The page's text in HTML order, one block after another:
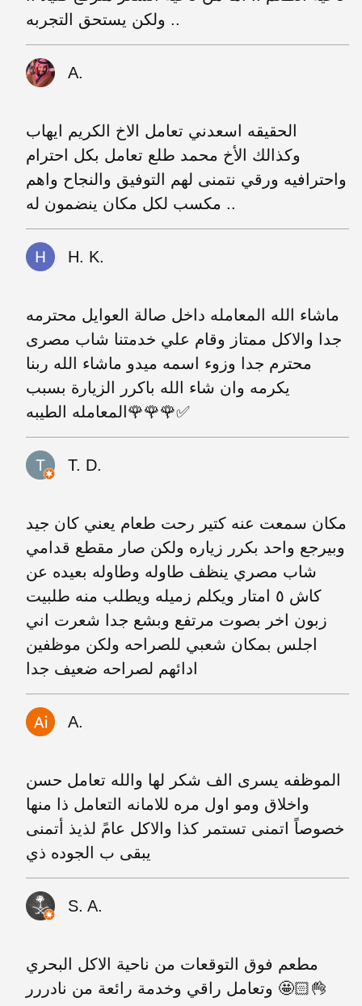
ولكن يستحق التجربه ..
A.
الحقيقه اسعدني تعامل الاخ الكريم ايهاب
وكذالك الأخ محمد طلع تعامل بكل احترام
واحترافيه ورقي نتمنى لهم التوفيق والنجاح واهم
مكسب لكل مكان ينضمون له ..
H. K.
ماشاء الله المعامله داخل صالة العوايل محترمه
جدا والاكل ممتاز وقام علي خدمتنا شاب مصرى
محترم جدا وزوء اسمه ميدو ماشاء الله ربنا
يكرمه وان شاء الله باكرر الزيارة بسبب
المعامله الطيبه🌹🌹🌹✅️
T. D.
مكان سمعت عنه كتير رحت طعام يعني كان جيد
وبيرجع واحد بكرر زياره ولكن صار مقطع قدامي
شاب مصري ينظف طاوله وطاوله بعيده عن
كاش ٥ امتار ويكلم زميله ويطلب منه طلبيت
زبون اخر بصوت مرتفع وبشع جدا شعرت اني
اجلس بمكان شعبي للصراحه ولكن موظفين
ادائهم لصراحه ضعيف جدا
A.
الموظفه يسرى الف شكر لها والله تعامل حسن
واخلاق ومو اول مره للامانه التعامل ذا منها
خصوصاً اتمنى تستمر كذا والاكل عامً لذيذ أتمنى
يبقى ب الجوده ذي
S. A.
مطعم فوق التوقعات من ناحية الاكل البحري
وتعامل راقي وخدمة رائعة من نادررر 🤩👌🏻